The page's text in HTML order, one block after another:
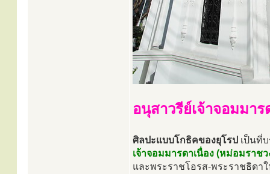
อนุสาวรีย์เจ้าจอมมาร
ศิลปะแบบโกธิคของยุโรป เป็นที่
เจ้าจอมมารดาเนื่อง (หม่อมราช
และพระราชโอรส-พระราชธิดา